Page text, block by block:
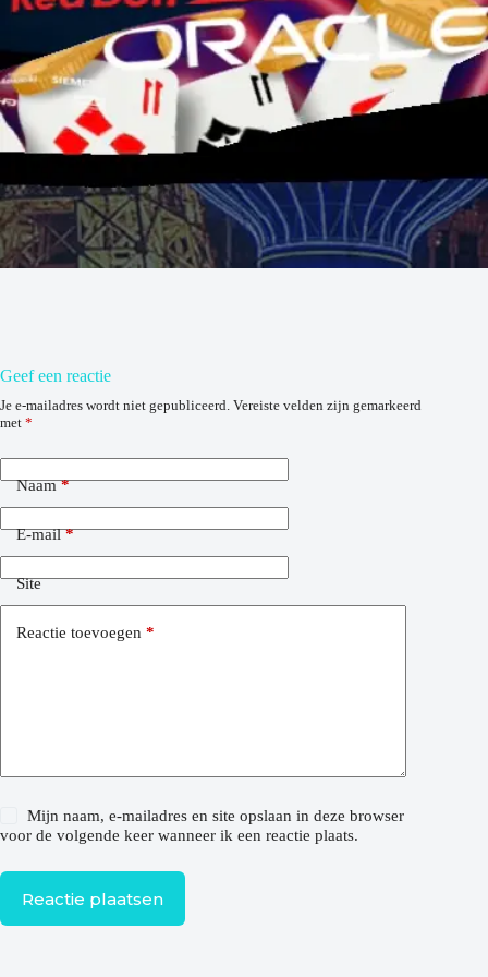
Geef een reactie
Je e-mailadres wordt niet gepubliceerd. Vereiste velden zijn gemarkeerd
met *
Naam*
E-mail*
Site
Reactie toevoegen *
Mijn naam, e-mailadres en site opslaan in deze browser
voor de volgende keer wanneer ik een reactie plaats.
Reactie plaatsen